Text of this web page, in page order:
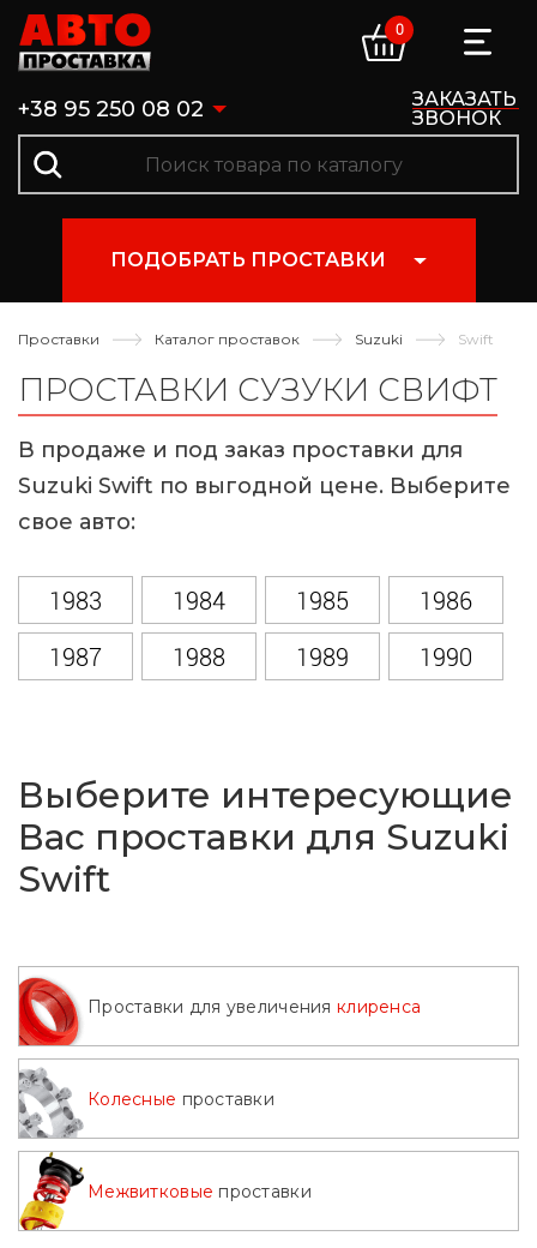
+38 95 250 08 02
ЗАКАЗАТЬ
ЗВОНОК
0
ПОДОБРАТЬ ПРОСТАВКИ
Проставки Каталог проставок Suzuki Swift
ПРОСТАВКИ СУЗУКИ СВИФТ
В продаже и под заказ проставки для
Suzuki Swift по выгодной цене. Выберите
свое авто:
1983 1984 1985
1986
1987
1988 1989
1990
1999
2000 2001
2002
2003
2011
2012 2013
2015
2016
Выберите интересующие
Вас проставки для Suzuki
Swift
Проставки для увеличения клиренса
Колесные проставки
Межвитковые проставки